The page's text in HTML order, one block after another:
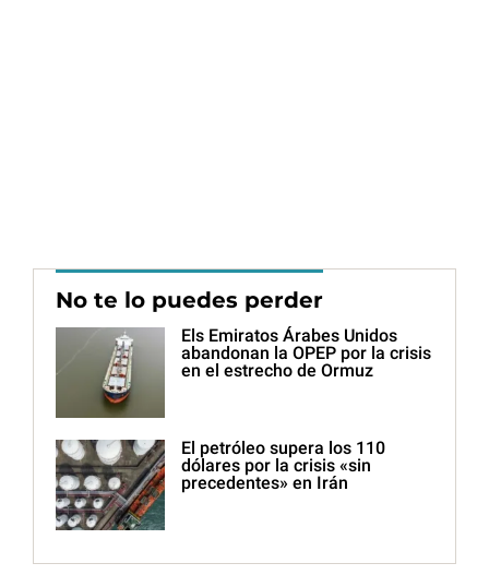
No te lo puedes perder
Els Emiratos Árabes Unidos
abandonan la OPEP por la crisis
en el estrecho de Ormuz
El petróleo supera los 110
dólares por la crisis «sin
precedentes» en Irán